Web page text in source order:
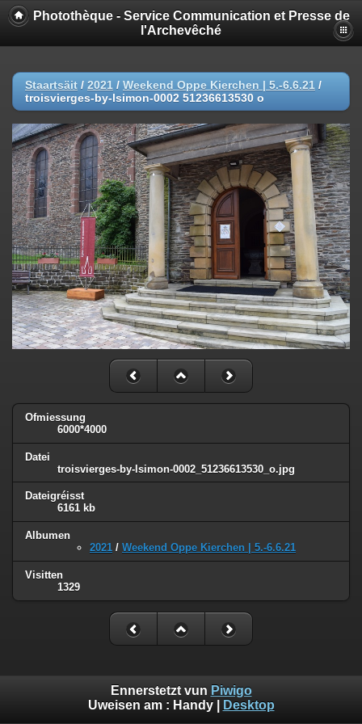
Photothèque - Service Communication et Presse de
l'Archevêché
Staartsäit / 2021 / Weekend Oppe Kierchen | 5.-6.6.21 /
troisvierges-by-lsimon-0002 51236613530 o
Ofmiessung
6000*4000
Datei
troisvierges-by-lsimon-0002_51236613530_o.jpg
Dateigréisst
6161 kb
Albumen
2021 / Weekend Oppe Kierchen | 5.-6.6.21
Visitten
1329
Ennerstetzt vun Piwigo
Uweisen am : Handy| Desktop